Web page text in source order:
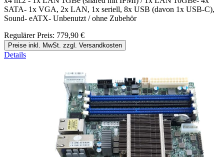
SATA- 1x VGA, 2x LAN, 1x seriell, 8x USB (davon 1x USB-C),
Sound- eATX- Unbenutzt / ohne Zubehör
Regulärer Preis: 779,90 €
Preise inkl. MwSt. zzgl. Versandkosten
Details